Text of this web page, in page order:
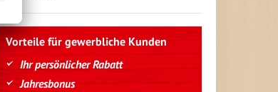
Vorteile für gewerbliche Kunden
Ihr persönlicher Rabatt
Jahresbonus